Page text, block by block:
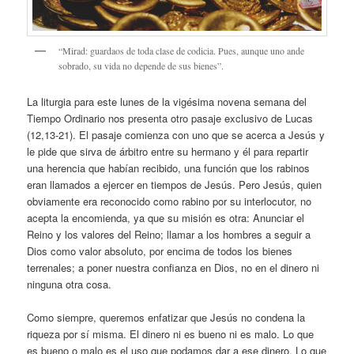
“Mirad: guardaos de toda clase de codicia. Pues, aunque uno ande
sobrado, su vida no depende de sus bienes”.
La liturgia para este lunes de la vigésima novena semana del
Tiempo Ordinario nos presenta otro pasaje exclusivo de Lucas
(12,13-21). El pasaje comienza con uno que se acerca a Jesús y
le pide que sirva de árbitro entre su hermano y él para repartir
una herencia que habían recibido, una función que los rabinos
eran llamados a ejercer en tiempos de Jesús. Pero Jesús, quien
obviamente era reconocido como rabino por su interlocutor, no
acepta la encomienda, ya que su misión es otra: Anunciar el
Reino y los valores del Reino; llamar a los hombres a seguir a
Dios como valor absoluto, por encima de todos los bienes
terrenales; a poner nuestra confianza en Dios, no en el dinero ni
ninguna otra cosa.
Como siempre, queremos enfatizar que Jesús no condena la
riqueza por sí misma. El dinero ni es bueno ni es malo. Lo que
es bueno o malo es el uso que podamos dar a ese dinero. Lo que